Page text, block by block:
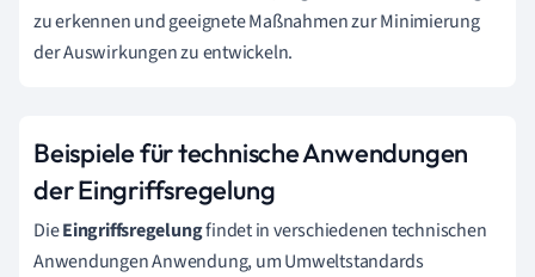
zu erkennen und geeignete Maßnahmen zur Minimierung
der Auswirkungen zu entwickeln.
Beispiele für technische Anwendungen
der Eingriffsregelung
DieEingriffsregelungfindet in verschiedenen technischen
Anwendungen Anwendung, um Umweltstandards